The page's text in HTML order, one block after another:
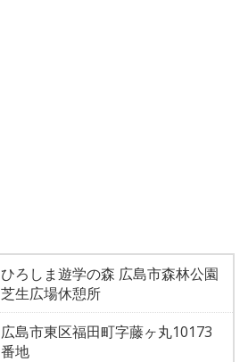
ひろしま遊学の森 広島市森林公園
芝生広場休憩所
広島市東区福田町字藤ヶ丸10173
番地